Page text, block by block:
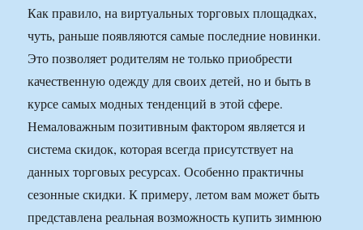
Как правило, на виртуальных торговых площадках,
чуть, раньше появляются самые последние новинки.
Это позволяет родителям не только приобрести
качественную одежду для своих детей, но и быть в
курсе самых модных тенденций в этой сфере.
Немаловажным позитивным фактором является и
система скидок, которая всегда присутствует на
данных торговых ресурсах. Особенно практичны
сезонные скидки. К примеру, летом вам может быть
представлена реальная возможность купить зимнюю